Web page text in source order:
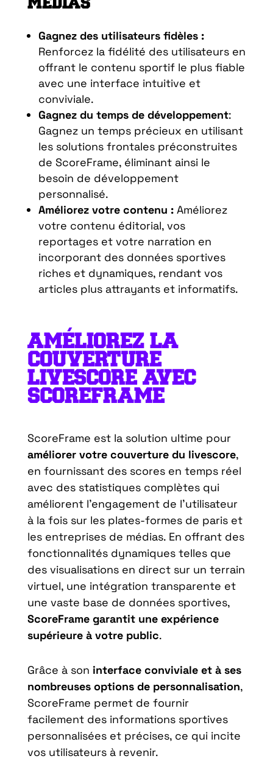
Gagnez des utilisateurs fidèles :
Renforcez la fidélité des utilisateurs en
offrant le contenu sportif le plus fiable
avec une interface intuitive et
conviviale.
Gagnez du temps de développement:
Gagnez un temps précieux en utilisant
les solutions frontales préconstruites
de ScoreFrame, éliminant ainsi le
besoin de développement
personnalisé.
Améliorez votre contenu :Améliorez
votre contenu éditorial, vos
reportages et votre narration en
incorporant des données sportives
riches et dynamiques, rendant vos
articles plus attrayants et informatifs.
AMÉLIOREZ LA
COUVERTURE
LIVESCORE AVEC
SCOREFRAME
ScoreFrame est la solution ultime pour
améliorer votre couverture du livescore,
en fournissant des scores en temps réel
avec des statistiques complètes qui
améliorent l’engagement de l’utilisateur
à la fois sur les plates-formes de paris et
les entreprises de médias. En offrant des
fonctionnalités dynamiques telles que
des visualisations en direct sur un terrain
virtuel, une intégration transparente et
une vaste base de données sportives,
ScoreFrame garantit une expérience
supérieure à votre public.
Grâce à son interface conviviale et à ses
nombreuses options de personnalisation,
ScoreFrame permet de fournir
facilement des informations sportives
personnalisées et précises, ce qui incite
vos utilisateurs à revenir.